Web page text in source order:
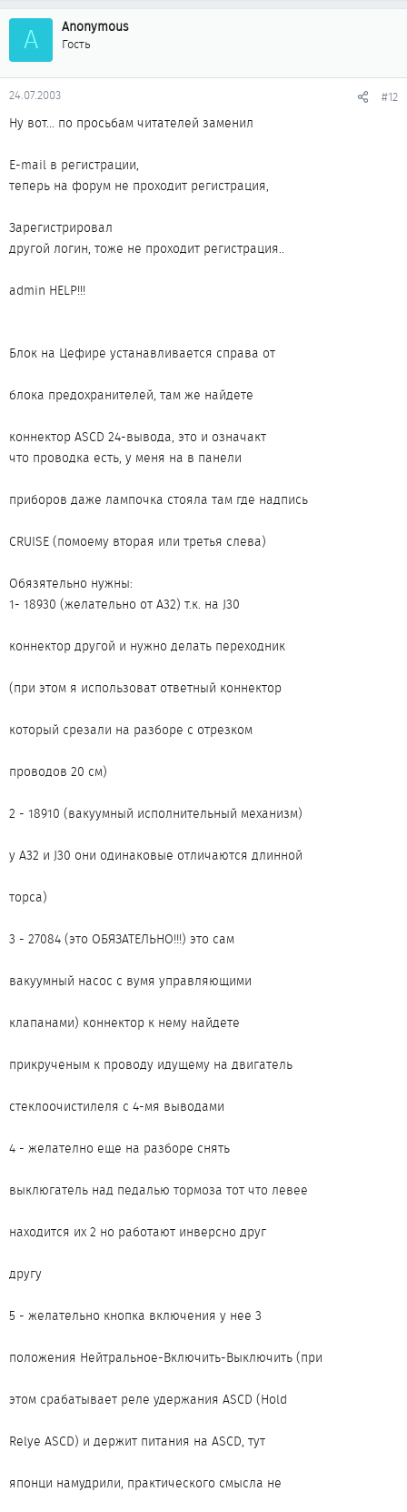
A Anonymous
Гость
24.07.2003 #12
Ну вот... по просьбам читателей заменил
E-mail в регистрации,
теперь на форум не проходит регистрация,
Зарегистрировал
другой логин, тоже не проходит регистрация..
admin HELP!!!
Блок на Цефире устанавливается справа от
блока предохранителей, там же найдете
коннектор ASCD 24-вывода, это и означакт
что проводка есть, у меня на в панели
приборов даже лампочка стояла там где надпись
CRUISE (помоему вторая или третья слева)
Обязятельно нужны:
1- 18930 (желательно от A32) т.к. на J30
коннектор другой и нужно делать переходник
(при этом я использоват ответный коннектор
который срезали на разборе с отрезком
проводов 20 см)
2 - 18910 (вакуумный исполнительный механизм)
у А32 и J30 они одинаковые отличаются длинной
торса)
3 - 27084 (это ОБЯЗАТЕЛЬНО!!!) это сам
вакуумный насос с вумя управляющими
клапанами) коннектор к нему найдете
прикрученым к проводу идущему на двигатель
стеклоочистилеля с 4-мя выводами
4 - желателно еще на разборе снять
выклюгатель над педалью тормоза тот что левее
находится их 2 но работают инверсно друг
другу
5 - желательно кнопка включения у нее 3
положения Нейтральное-Включить-Выключить (при
этом срабатывает реле удержания ASCD (Hold
Relye ASCD) и держит питания на ASCD, тут
японци намудрили, практического смысла не